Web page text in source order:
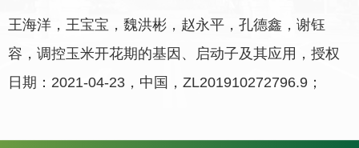
王海洋，王宝宝，魏洪彬，赵永平，孔德鑫，谢钰
容，调控玉米开花期的基因、启动子及其应用，授权
日期：2021-04-23，中国，ZL201910272796.9；